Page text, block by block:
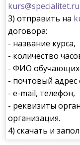
kurs@specialitet.ru
3) отправить на
договора:
- название курса,
- количество
- ФИО
- почтовый адрес
- e-mail, телефон,
- реквизиты
организация.
4) скачать и